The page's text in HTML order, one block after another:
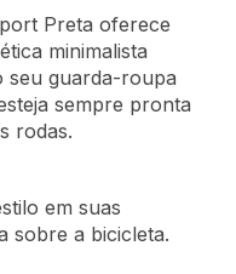
Preta oferece
minimalista
seu guarda-roupa
sempre pronta
rodas.
em suas
sobre a bicicleta.